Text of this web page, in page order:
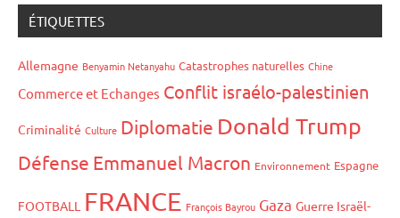
publications
ÉTIQUETTES
Allemagne Benyamin Netanyahu Catastrophes naturelles Chine
Commerce et Echanges Conflit israélo-palestinien
Criminalité Culture Diplomatie Donald Trump
Défense Emmanuel Macron Environnement Espagne
FOOTBALL FRANCE François Bayrou Gaza Guerre Israël-